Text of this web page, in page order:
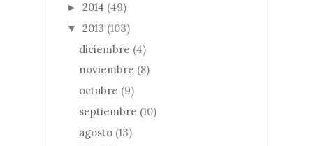
► 2014 (49)
▼ 2013 (103)
diciembre (4)
noviembre (8)
octubre (9)
septiembre (10)
agosto (13)